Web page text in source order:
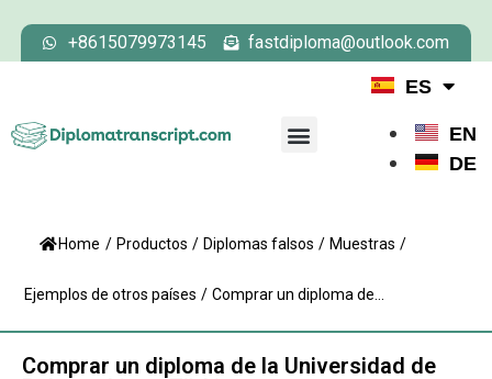
+8615079973145 fastdiploma@outlook.com
ES
EN
DE
Home / Productos / Diplomas falsos / Muestras /
Ejemplos de otros países / Comprar un diploma de...
Comprar un diploma de la Universidad de